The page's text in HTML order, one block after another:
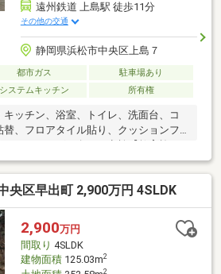
遠州鉄道 上島駅 徒歩11分
その他の交通
静岡県浜松市中央区上島７
都市ガス
駐車場あり
システムキッチン 所有権
キッチン、浴室、トイレ、洗面台、コ
、フロアタイル貼り、クッションフ
■曳馬中学校…徒歩28分□■おうち探し
・・ 住宅ローンや住み替えなど、不
談ください。 土日、平日夜のお仕事
。 キッズスペースもご用意しており
来店ください
央区早出町 2,900万円 4SLDK
2,900万円
間取り 4SLDK
建物面積125.03m2
2